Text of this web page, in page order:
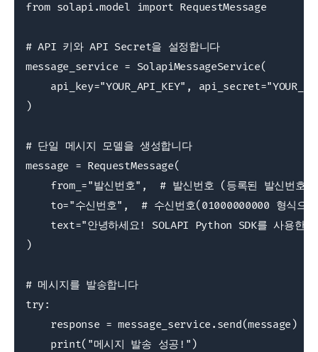
from solapi.model import RequestMessage
# API 키와 API Secret을 설정합니다
message_service = SolapiMessageService(
api_key="YOUR_API_KEY",
)
# 단일 메시지 모델을 생성합니다
message = RequestMessage(
from_="발신번호",  # 발신번호 (등록된 발신번호
to="수신번호",  # 수신번호(01000000000 형식으
text="안녕하세요! SOLAPI Python SDK를 사용한
)
# 메시지를 발송합니다
try:
    response = message_service.send(message)
    print("메시지 발송 성공!")